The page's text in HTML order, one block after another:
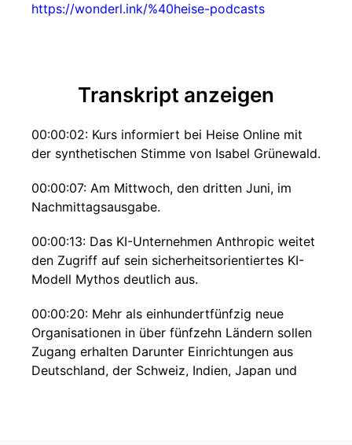
https://wonderl.ink/%40heise-podcasts
Transkript anzeigen
00:00:02: Kurs informiert bei Heise Online mit
der synthetischen Stimme von Isabel Grünewald.
00:00:07: Am Mittwoch, den dritten Juni, im
Nachmittagsausgabe.
00:00:13: Das KI-Unternehmen Anthropic weitet
den Zugriff auf sein sicherheitsorientiertes KI-
Modell Mythos deutlich aus.
00:00:20: Mehr als einhundertfünfzig neue
Organisationen in über fünfzehn Ländern sollen
Zugang erhalten Darunter Einrichtungen aus
Deutschland, der Schweiz, Indien, Japan und